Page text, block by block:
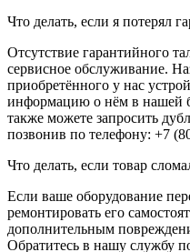
Что делать, если я потерял
Отсутствие гарантийного
сервисное обслуживание.
приобретённого у нас
информацию о нём в нашей
также можете запросить
позвонив по телефону: +7
Что делать, если товар
Если ваше оборудование
ремонтировать его
дополнительным
Обратитесь в нашу службу